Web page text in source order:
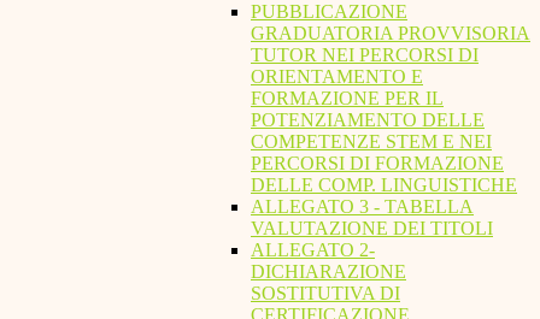
PUBBLICAZIONE
GRADUATORIA PROVVISORIA
TUTOR NEI PERCORSI DI
ORIENTAMENTO E
FORMAZIONE PER IL
POTENZIAMENTO DELLE
COMPETENZE STEM E NEI
PERCORSI DI FORMAZIONE
DELLE COMP. LINGUISTICHE
ALLEGATO 3 - TABELLA
VALUTAZIONE DEI TITOLI
ALLEGATO 2-
DICHIARAZIONE
SOSTITUTIVA DI